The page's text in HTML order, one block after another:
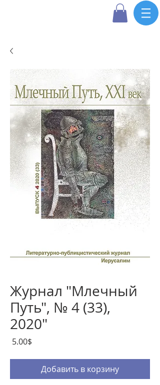
Журнал "Млечный
Путь", № 4 (33),
2020"
‏5.00 ‏$
Добавить в корзину